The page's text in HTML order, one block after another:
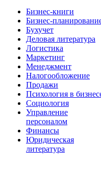
Бизнес-книги
Бизнес-
Бухучет
Деловая литература
Логистика
Маркетинг
Менеджмент
Налогообложение
Продажи
Психология в
Социология
Управление
персоналом
Финансы
Юридическая
литература